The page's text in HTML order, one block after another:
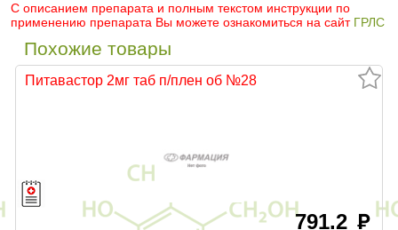
С описанием препарата и полным текстом инструкции по
применению препарата Вы можете ознакомиться на сайт ГРЛС
Похожие товары
Питавастор 2мг таб п/плен об №28
791.2 руб